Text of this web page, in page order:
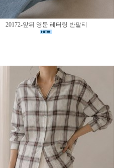
20172-앞뒤 영문 레터링 반팔티